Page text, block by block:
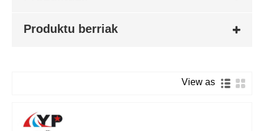
Produktu berriak
View as